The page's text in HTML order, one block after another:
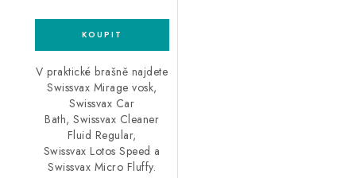
V praktické brašně najdete
Swissvax Mirage vosk,
Swissvax Car
Bath, Swissvax Cleaner
Fluid Regular,
Swissvax Lotos Speed a
Swissvax Micro Fluffy.